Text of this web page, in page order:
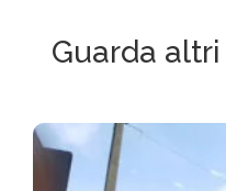
Guarda